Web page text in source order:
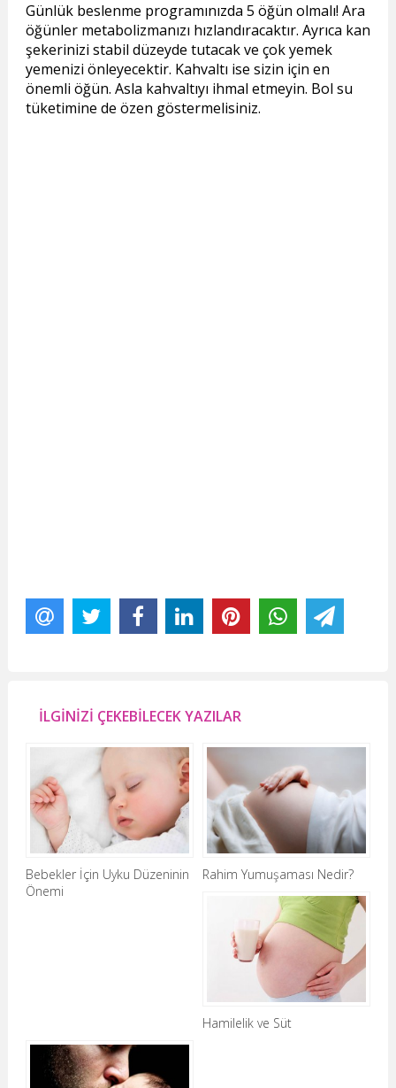
Günlük beslenme programınızda 5 öğün olmalı! Ara
öğünler metabolizmanızı hızlandıracaktır. Ayrıca kan
şekerinizi stabil düzeyde tutacak ve çok yemek
yemenizi önleyecektir. Kahvaltı ise sizin için en
önemli öğün. Asla kahvaltıyı ihmal etmeyin. Bol su
tüketimine de özen göstermelisiniz.
İLGİNİZİ ÇEKEBİLECEK YAZILAR
Bebekler İçin Uyku Düzeninin
Önemi
Rahim Yumuşaması Nedir?
Hamilelik ve Süt